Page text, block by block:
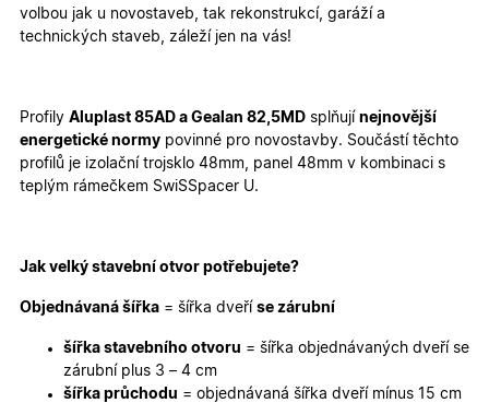
volbou jak u novostaveb, tak rekonstrukcí, garáží a
technických staveb, záleží jen na vás!
Profily Aluplast 85AD a Gealan 82,5MD splňují nejnovější
energetické normy povinné pro novostavby. Součástí těchto
profilů je izolační trojsklo 48mm, panel 48mm v kombinaci s
teplým rámečkem SwiSSpacer U.
Jak velký stavební otvor potřebujete?
Objednávaná šířka = šířka dveří se zárubní
šířka stavebního otvoru = šířka objednávaných dveří se
zárubní plus 3 – 4 cm
šířka průchodu = objednávaná šířka dveří mínus 15 cm